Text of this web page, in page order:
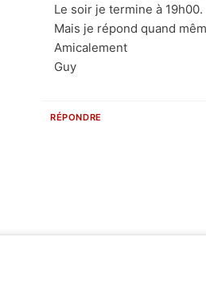
Le soir je termine à 19h00.
Mais je répond quand
Amicalement
Guy
RÉPONDRE